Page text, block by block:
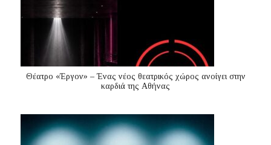
Θέατρο «Έργον» – Ένας νέος θεατρικός χώρος ανοίγει στην
καρδιά της Αθήνας